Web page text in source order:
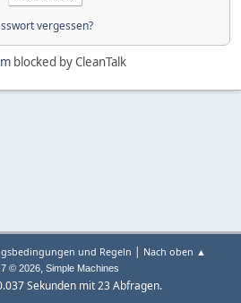
vergessen?
blocked by CleanTalk
und Regeln | Nach oben ▲
© 2026, Simple Machines
Sekunden mit 23 Abfragen.